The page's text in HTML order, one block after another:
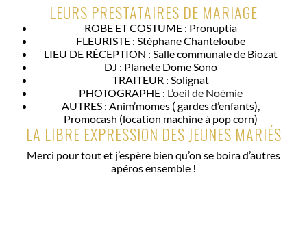
LEURS PRESTATAIRES DE MARIAGE
ROBE ET COSTUME : Pronuptia
FLEURISTE : Stéphane Chanteloube
LIEU DE RÉCEPTION : Salle communale de Biozat
DJ : Planete Dome Sono
TRAITEUR : Solignat
PHOTOGRAPHE : L’oeil de Noémie
AUTRES : Anim’momes ( gardes d’enfants),
Promocash (location machine à pop corn)
LA LIBRE EXPRESSION DES JEUNES MARIÉS
Merci pour tout et j’espère bien qu’on se boira d’autres
apéros ensemble !